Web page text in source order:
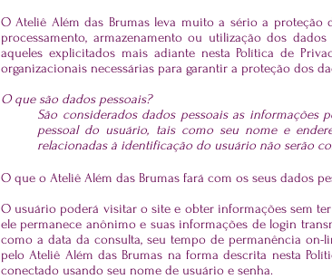
O Ateliê Além das Brumas leva muito a sério a proteção
processamento, armazenamento ou utilização dos
aqueles explicitados mais adiante nesta Política de
organizacionais necessárias para garantir a proteção dos
O que são dados pessoais?
São considerados dados pessoais as informações
pessoal do usuário, tais como seu nome e
relacionadas à identificação do usuário não serão
O que o Ateliê Além das Brumas fará com os seus dados
O usuário poderá visitar o site e obter informações sem
ele permanece anônimo e suas informações de login
como a data da consulta, seu tempo de permanência
pelo Ateliê Além das Brumas na forma descrita nesta
conectado usando seu nome de usuário e senha.